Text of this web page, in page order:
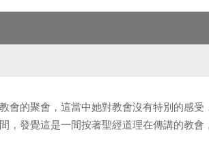
會的聚會，這當中她對教會沒有特別的感受
，發覺這是一間按著聖經道理在傳講的教會